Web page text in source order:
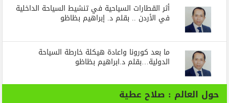
أثر القطارات السياحية في تنشيط السياحة الداخلية
في الأردن .. بقلم د. إبراهيم بظاظو
ما بعد كورونا واعادة هيكلة خارطة السياحة
الدولية…بقلم د.ابراهيم بظاظو
حول العالم : صلاح عطية